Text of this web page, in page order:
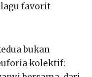
lagu favorit
bukan
kolektif: